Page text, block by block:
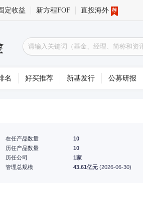
定收益 新方程FOF 直投海外
名 好买推荐 新基发行 公募研报
在任产品数量
10
历任产品数量
10
历任公司
1家
管理总规模
43.61亿元 (2026-06-30)